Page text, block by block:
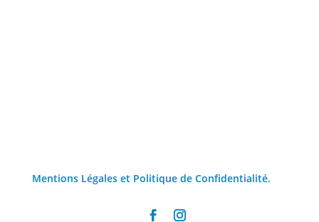
Mentions Légales et Politique de Confidentialité.